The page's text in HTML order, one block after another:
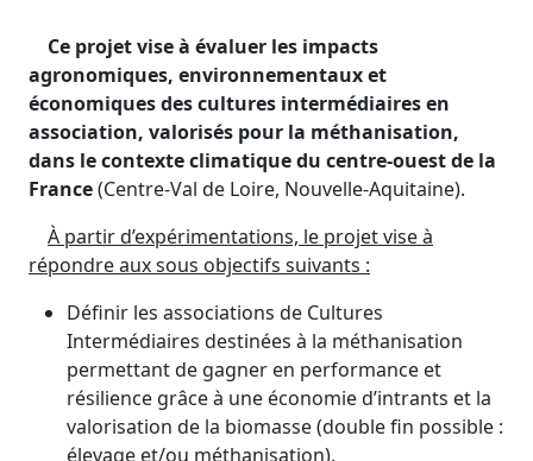
Ce projet vise à évaluer les impacts
agronomiques, environnementaux et
économiques des cultures intermédiaires en
association, valorisés pour la méthanisation,
dans le contexte climatique du centre-ouest de la
France(Centre-Val de Loire, Nouvelle-Aquitaine).
À partir d’expérimentations, le projet vise à
répondre aux sous objectifs suivants :
Définir les associations de Cultures
Intermédiaires destinées à la méthanisation
permettant de gagner en performance et
résilience grâce à une économie d’intrants et la
valorisation de la biomasse (double fin possible :
élevage et/ou méthanisation).